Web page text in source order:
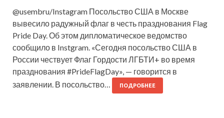
@usembru/Instagram Посольство США в Москве
вывесило радужный флаг в честь празднования Flag
Pride Day. Об этом дипломатическое ведомство
сообщило в Instgram. «Сегодня посольство США в
России чествует Флаг Гордости ЛГБТИ+ во время
празднования #PrideFlagDay», — говорится в
заявлении. В посольство…
ПОДРОБНЕЕ